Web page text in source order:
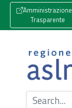
Amministrazione
Trasparente
Cerca nel sito